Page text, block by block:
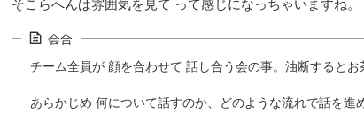
そこらへんは雰囲気を見て って感じになっちゃいますね。
会合
チーム全員が 顔を合わせて 話し合う会の事。油断するとお
あらかじめ 何について話すのか、どのような流れで話を進